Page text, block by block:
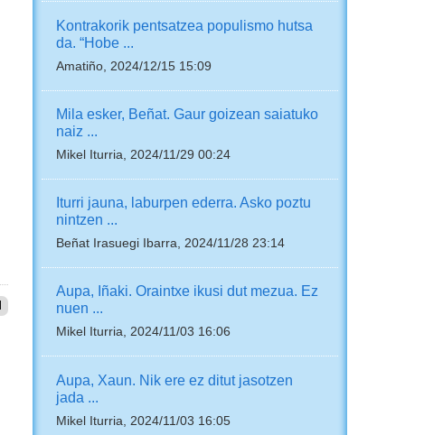
Kontrakorik pentsatzea populismo hutsa
da. “Hobe ...
Amatiño, 2024/12/15 15:09
Mila esker, Beñat. Gaur goizean saiatuko
naiz ...
Mikel Iturria, 2024/11/29 00:24
Iturri jauna, laburpen ederra. Asko poztu
nintzen ...
Beñat Irasuegi Ibarra, 2024/11/28 23:14
Aupa, Iñaki. Oraintxe ikusi dut mezua. Ez
nuen ...
Mikel Iturria, 2024/11/03 16:06
Aupa, Xaun. Nik ere ez ditut jasotzen
jada ...
Mikel Iturria, 2024/11/03 16:05